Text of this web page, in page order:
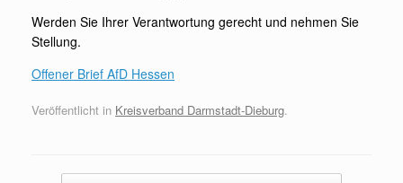
Werden Sie Ihrer Verantwortung gerecht und nehmen Sie
Stellung.
Offener Brief AfD Hessen
Veröffentlicht in Kreisverband Darmstadt-Dieburg.